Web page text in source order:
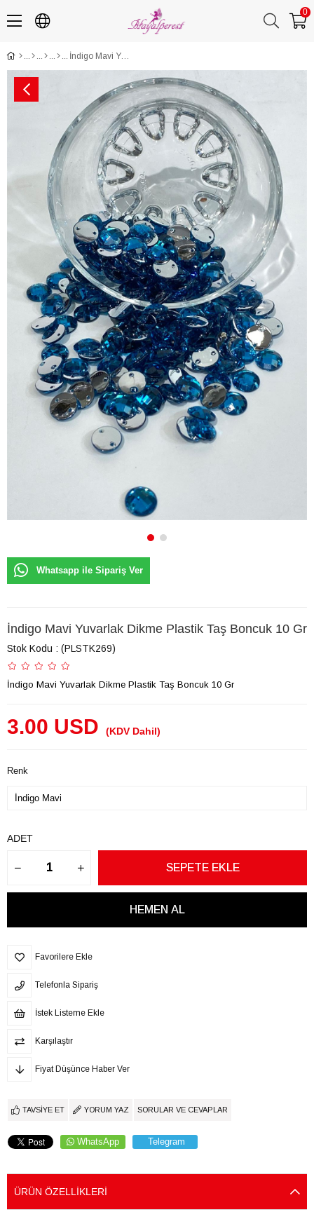
0
İndigo Mavi Yuvarlak Dikme Plastik Taş Boncuk 10 Gr
Whatsapp ile Sipariş Ver
İndigo Mavi Yuvarlak Dikme Plastik Taş Boncuk 10 Gr
Stok Kodu (PLSTK269)
İndigo Mavi Yuvarlak Dikme Plastik Taş Boncuk 10 Gr
3.00 USD (KDV Dahil)
Renk
ADET
Favorilere Ekle
Telefonla Sipariş
İstek Listeme Ekle
Karşılaştır
Fiyat Düşünce Haber Ver
TAVSIYE ET YORUM YAZ SORULAR VE CEVAPLAR
WhatsApp Telegram
ÜRÜN ÖZELLIKLERI